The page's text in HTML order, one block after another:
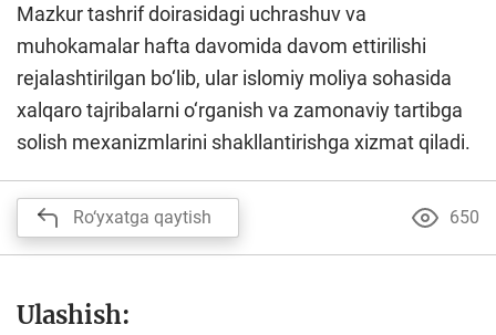
Mazkur tashrif doirasidagi uchrashuv va
muhokamalar hafta davomida davom ettirilishi
rejalashtirilgan bo‘lib, ular islomiy moliya sohasida
xalqaro tajribalarni o‘rganish va zamonaviy tartibga
solish mexanizmlarini shakllantirishga xizmat qiladi.
Ro‘yxatga qaytish 650
Ulashish: